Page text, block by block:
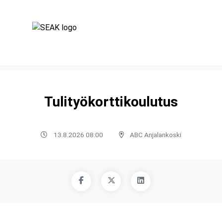
Tulityökorttikoulutus
13.8.2026 08:00 ABC Anjalankoski